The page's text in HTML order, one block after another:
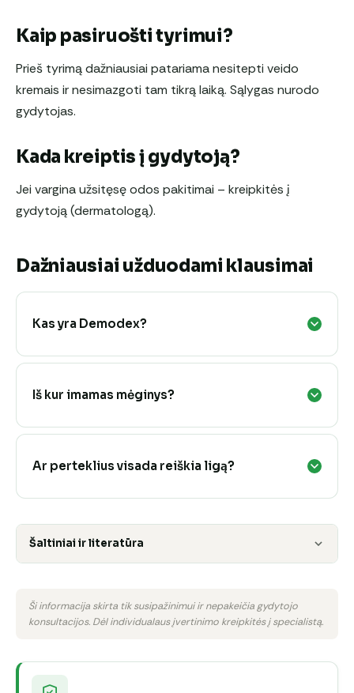
Kaip pasiruošti tyrimui?
Prieš tyrimą dažniausiai patariama nesitepti veido
kremais ir nesimazgoti tam tikrą laiką. Sąlygas nurodo
gydytojas.
Kada kreiptis į gydytoją?
Jei vargina užsitęsę odos pakitimai – kreipkitės į
gydytoją (dermatologą).
Dažniausiai užduodami klausimai
Kas yra Demodex?
Iš kur imamas mėginys?
Ar perteklius visada reiškia ligą?
Šaltiniai ir literatūra
Ši informacija skirta tik susipažinimui ir nepakeičia gydytojo
konsultacijos. Dėl individualaus įvertinimo kreipkitės į specialistą.